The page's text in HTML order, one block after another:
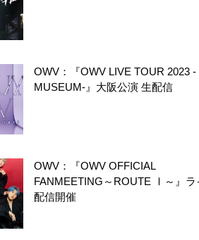
OWV：『OWV LIVE TOUR 2023 -
MUSEUM-』大阪公演 生配信
OWV：『OWV OFFICIAL
FANMEETING～ROUTE Ⅰ～』ラ
配信開催